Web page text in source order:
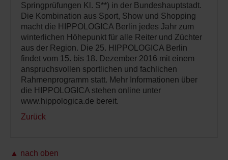
Springprüfungen Kl. S**) in der Bundeshauptstadt.
Die Kombination aus Sport, Show und Shopping
macht die HIPPOLOGICA Berlin jedes Jahr zum
winterlichen Höhepunkt für alle Reiter und Züchter
aus der Region. Die 25. HIPPOLOGICA Berlin
findet vom 15. bis 18. Dezember 2016 mit einem
anspruchsvollen sportlichen und fachlichen
Rahmenprogramm statt. Mehr Informationen über
die HIPPOLOGICA stehen online unter
www.hippologica.de bereit.
Zurück
▲ nach oben